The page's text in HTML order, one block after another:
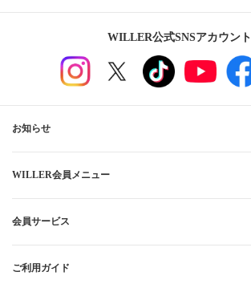
WILLER公式SNSアカウント
お知らせ
WILLER会員メニュー
会員サービス
ご利用ガイド